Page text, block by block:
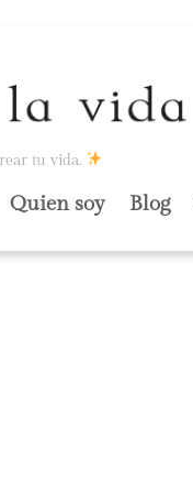
tu vida.
Quien soy Blog